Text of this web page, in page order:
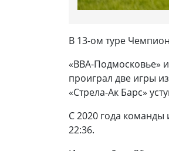
В 13-ом туре
«ВВА-Подмосковье»
проиграл две игры
«Стрела-Ак Барс»
С 2020 года команды
22:36.